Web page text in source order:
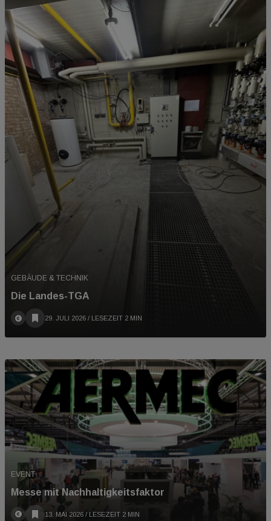
Justizzentrum Korneuburg. Seine Absichten hat
Schmitzer jüngst in einem Interview so
zusammengefasst: „Unser Ziel ist, durch integrale
Planungsprozesse Projekte ressourceneffizienter,
wirtschaftlicher und nachhaltiger zu gestalten.“
GEBÄUDE & TECHNIK
Die Landes-TGA
29. JULI 2026 / LESEZEIT 2 MIN
EVENT
Messe mit Nachhaltigkeitsfaktor
13. MAI 2026 / LESEZEIT 2 MIN